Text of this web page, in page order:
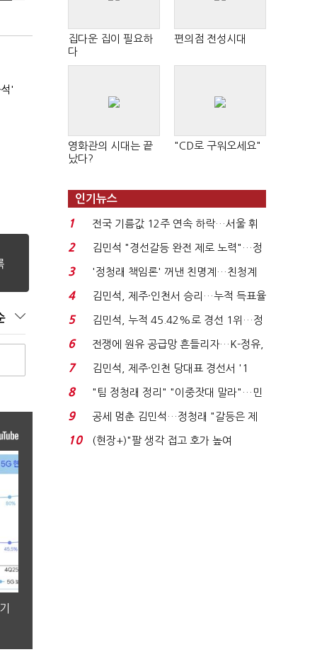
'
집다운 집이 필요하
다
편의점 전성시대
영화관의 시대는 끝
났다?
"CD로 구워오세요"
인기뉴스
1
전국 기름값 12주 연속 하락…서울 휘
발윳값 1909원...
2
김민석 "경선갈등 완전 제로 노력"…정
청래 "반명 공세 사...
3
'정청래 책임론' 꺼낸 친명계…친청계
는 추가투표 때리기...
4
김민석, 제주·인천서 승리…누적 득표율
'1위 탈환'(종합)...
5
김민석, 누적 45.42%로 경선 1위…정
청래와 격차 0.86%p(...
6
전쟁에 원유 공급망 흔들리자…K-정유,
에너지안보 핵심...
7
김민석, 제주·인천 당대표 경선서 '1
위'(1보)...
8
"팀 정청래 정리" "이중잣대 말라"…민
주 최고위원 계파 다...
9
공세 멈춘 김민석…정청래 "갈등은 제
가 수습"
10
(현장+)"팔 생각 접고 호가 높여